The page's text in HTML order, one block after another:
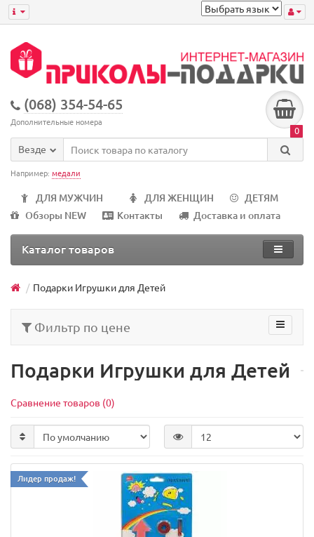
(068) 354-54-65
Дополнительные номера
0
Везде
Например: медали
ДЛЯ МУЖЧИН ДЛЯ ЖЕНЩИН
ДЕТЯМ
Обзоры NEW
Контакты Доставка и оплата
Каталог товаров
Подарки Игрушки для Детей
Фильтр по цене
Подарки Игрушки для Детей
Сравнение товаров (0)
Лидер продаж!